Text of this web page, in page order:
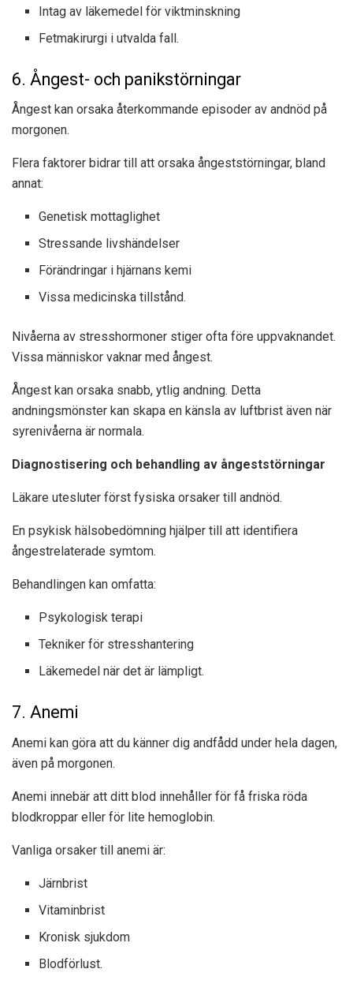
Intag av läkemedel för viktminskning
Fetmakirurgi i utvalda fall.
6. Ångest- och panikstörningar
Ångest kan orsaka återkommande episoder av andnöd på
morgonen.
Flera faktorer bidrar till att orsaka ångeststörningar, bland
annat:
Genetisk mottaglighet
Stressande livshändelser
Förändringar i hjärnans kemi
Vissa medicinska tillstånd.
Nivåerna av stresshormoner stiger ofta före uppvaknandet.
Vissa människor vaknar med ångest.
Ångest kan orsaka snabb, ytlig andning. Detta
andningsmönster kan skapa en känsla av luftbrist även när
syrenivåerna är normala.
Diagnostisering och behandling av ångeststörningar
Läkare utesluter först fysiska orsaker till andnöd.
En psykisk hälsobedömning hjälper till att identifiera
ångestrelaterade symtom.
Behandlingen kan omfatta:
Psykologisk terapi
Tekniker för stresshantering
Läkemedel när det är lämpligt.
7. Anemi
Anemi kan göra att du känner dig andfådd under hela dagen,
även på morgonen.
Anemi innebär att ditt blod innehåller för få friska röda
blodkroppar eller för lite hemoglobin.
Vanliga orsaker till anemi är:
Järnbrist
Vitaminbrist
Kronisk sjukdom
Blodförlust.